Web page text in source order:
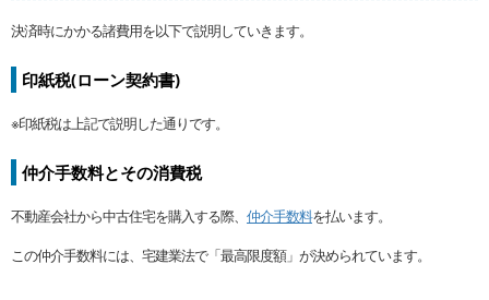
決済時にかかる諸費用を以下で説明していきます。
印紙税(ローン契約書)
※印紙税は上記で説明した通りです。
仲介手数料とその消費税
不動産会社から中古住宅を購入する際、 仲介手数料を払います。
この仲介手数料には、宅建業法で「最高限度額」が決められています。